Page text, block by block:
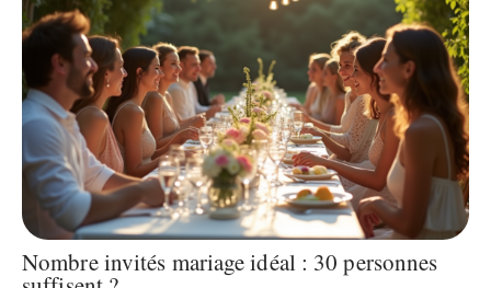
Nombre invités mariage idéal : 30 personnes